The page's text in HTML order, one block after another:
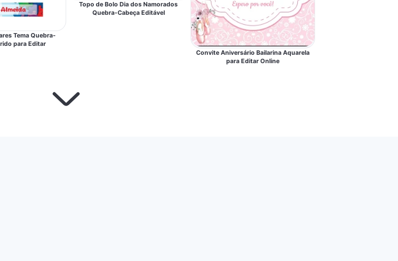
Tema Quebra-
para Editar
Topo de Bolo Dia dos Namorados
Quebra-Cabeça Editável
Convite Aniversário Bailarina Aquarela
para Editar Online